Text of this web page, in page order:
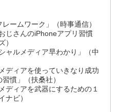
レームワーク」（時事通信）
じさんのiPhoneアプリ習慣
）
ャルメディア早わかり」（中
ディアを使っていきなり成功
慣」（扶桑社）
ディアを武器にするための１
ナビ）